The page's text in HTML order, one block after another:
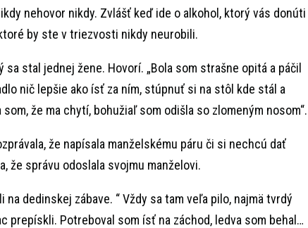
nehovor nikdy. Zvlášť keď ide o alkohol, ktorý vás donúti
by ste v triezvosti nikdy neurobili.
sa stal jednej žene. Hovorí. „Bola som strašne opitá a páčil
nič lepšie ako ísť za ním, stúpnuť si na stôl kde stál a
že ma chytí, bohužiaľ som odišla so zlomeným nosom“.
že napísala manželskému páru či si nechcú dať
že správu odoslala svojmu manželovi.
na dedinskej zábave. “ Vždy sa tam veľa pilo, najmä tvrdý
prepískli. Potreboval som ísť na záchod, ledva som behal…